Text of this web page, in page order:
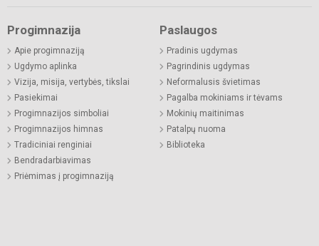
Progimnazija
Apie progimnaziją
Ugdymo aplinka
Vizija, misija, vertybės, tikslai
Pasiekimai
Progimnazijos simboliai
Progimnazijos himnas
Tradiciniai renginiai
Bendradarbiavimas
Priėmimas į progimnaziją
Paslaugos
Pradinis ugdymas
Pagrindinis ugdymas
Neformalusis švietimas
Pagalba mokiniams ir tėvams
Mokinių maitinimas
Patalpų nuoma
Biblioteka